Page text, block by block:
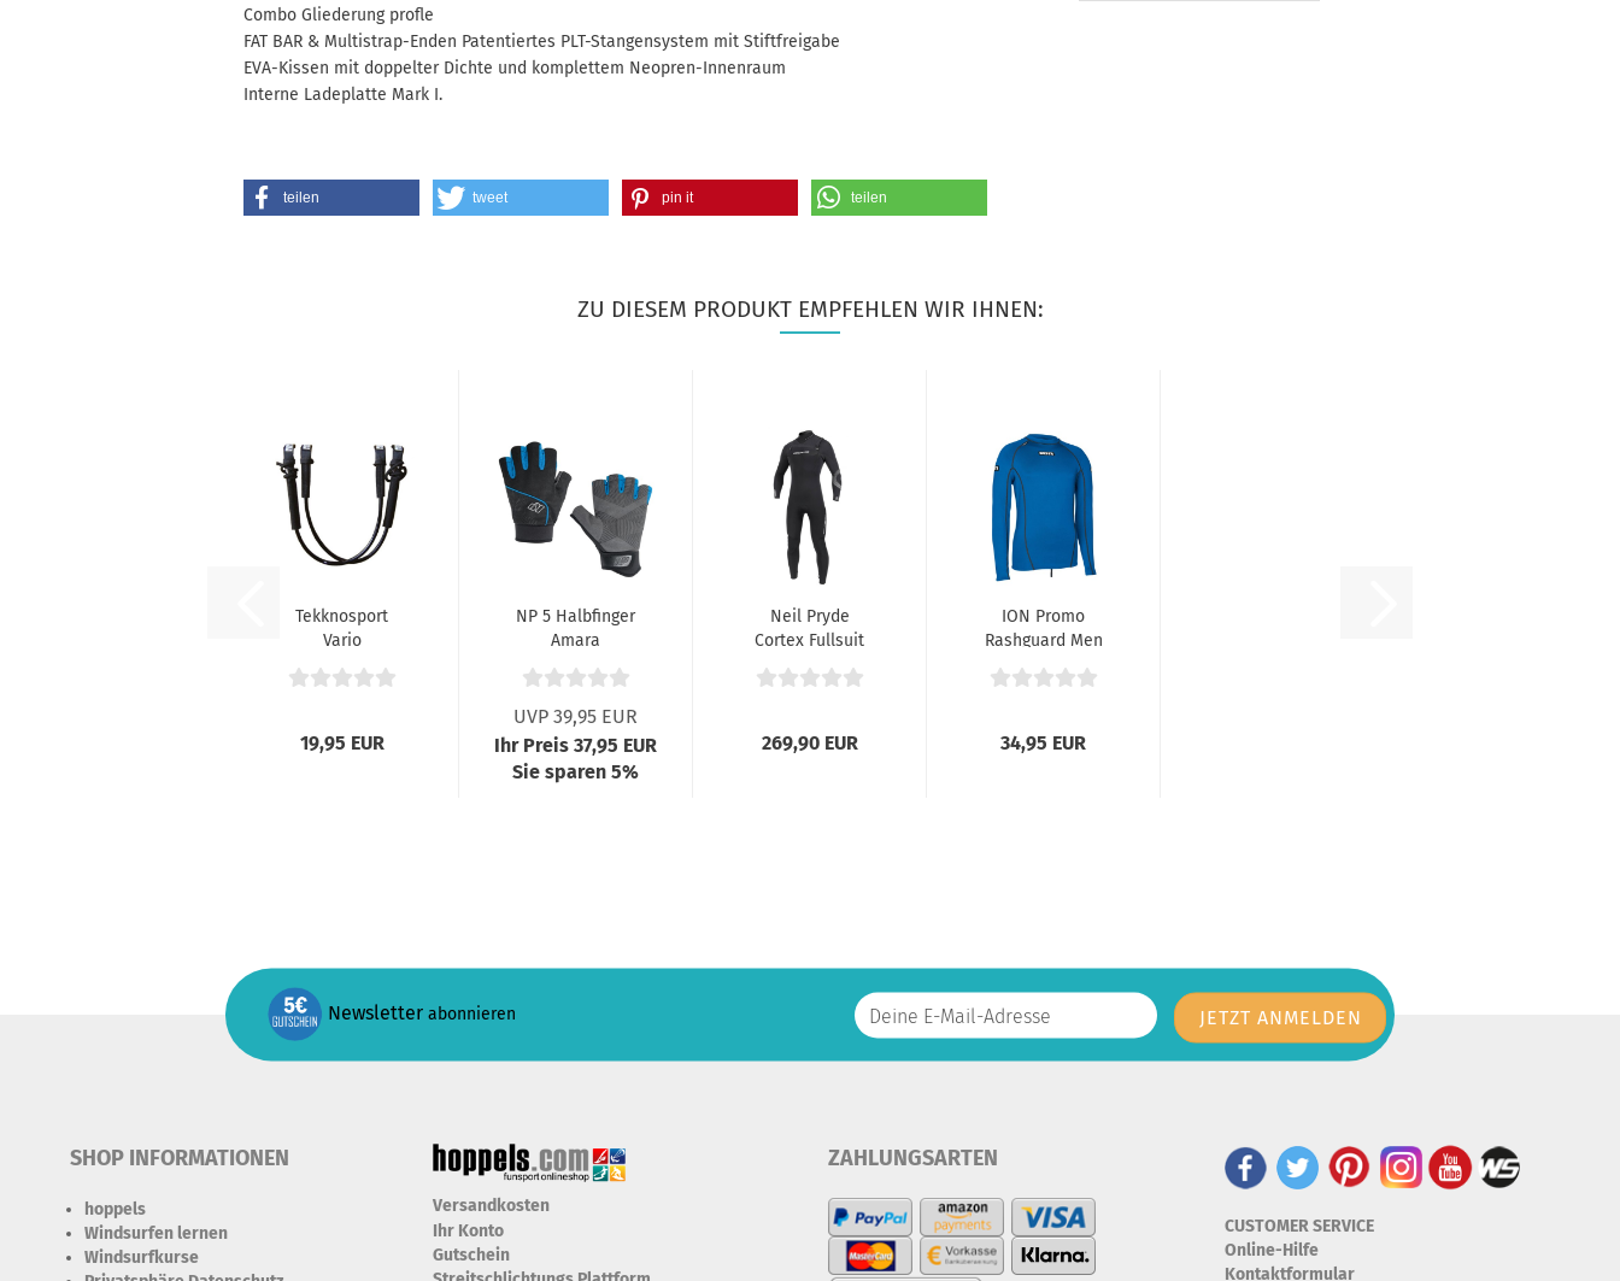
Combo Gliederung profle
FAT BAR & Multistrap-Enden Patentiertes PLT-Stangensystem mit Stiftfreigabe
EVA-Kissen mit doppelter Dichte und komplettem Neopren-Innenraum
Interne Ladeplatte Mark I.
teilen tweet pin it teilen
ZU DIESEM PRODUKT EMPFEHLEN WIR IHNEN:
Tekknosport
Vario
Trapeztampen
19,95 EUR
NP 5 Halbfinger
Amara
UVP 39,95 EUR
Ihr Preis 37,95 EUR
Sie sparen 5%
Neil Pryde
Cortex Fullsuit
4.3 FZ Schwarz...
269,90 EUR
ION Promo
Rashguard Men
L/S Blau
34,95 EUR
Newsletter abonnieren
SHOP INFORMATIONEN
hoppels
Windsurfen lernen
Windsurfkurse
Versandkosten
Ihr Konto
Gutschein
ZAHLUNGSARTEN
CUSTOMER SERVICE
Online-Hilfe
Kontaktformular